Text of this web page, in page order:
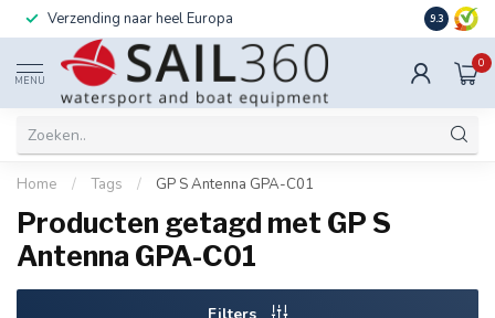
Verzending naar heel Europa Ook
9.3
MENU
0
Home / Tags / GP S Antenna GPA-C01
Producten getagd met GP S
Antenna GPA-C01